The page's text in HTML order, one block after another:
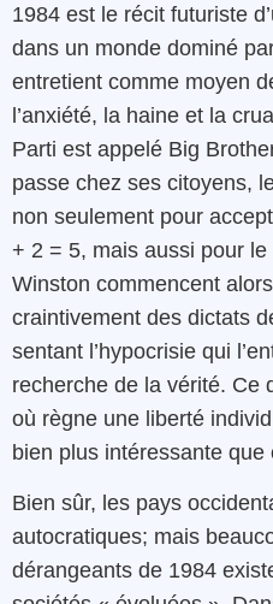
1984 est le récit futuriste
dans un monde dominé
entretient comme moyen
l’anxiété, la haine et la
Parti est appelé Big
passe chez ses citoyens,
non seulement pour
+ 2 = 5, mais aussi pour
Winston commencent
craintivement des dictats
sentant l’hypocrisie qui
recherche de la vérité. Ce
où règne une liberté
bien plus intéressante que
Bien sûr, les pays
autocratiques; mais
dérangeants de 1984